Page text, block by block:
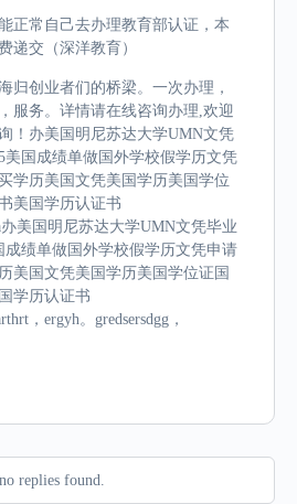
正常自己去办理教育部认证，本
递交（深洋教育）
归创业者们的桥梁。一次办理，
服务。详情请在线咨询办理,欢迎
！办美国明尼苏达大学UMN文凭
美国成绩单做国外学校假学历文凭
学历美国文凭美国学历美国学位
美国学历认证书
办美国明尼苏达大学UMN文凭毕业
成绩单做国外学校假学历文凭申请
美国文凭美国学历美国学位证国
学历认证书
，ergyh。gredsersdgg，
replies found.